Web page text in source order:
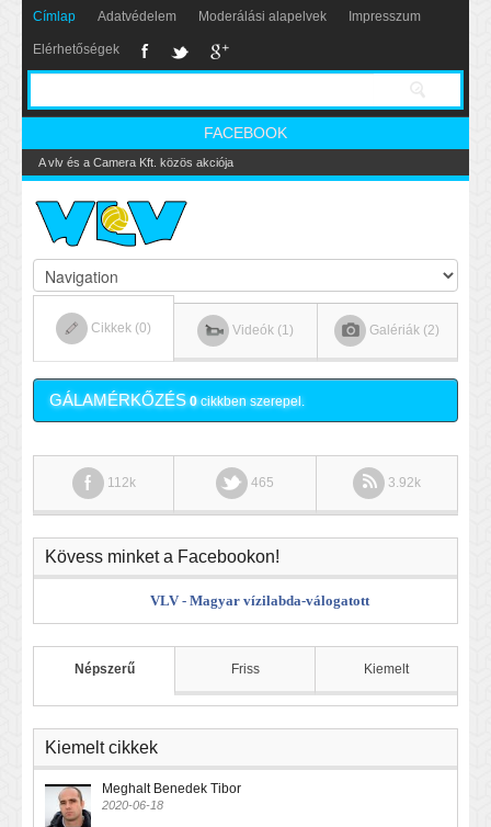
Címlap Adatvédelem Moderálási alapelvek Impresszum
Elérhetőségek
FACEBOOK
A vlv és a Camera Kft. közös akciója
Cikkek (0) Videók (1) Galériák (2)
GÁLAMÉRKŐZÉS 0cikkben szerepel.
112k 465 3.92k
Kövess minket a Facebookon!
VLV - Magyar vízilabda-válogatott
Népszerű Friss Kiemelt
Kiemelt cikkek
Meghalt Benedek Tibor
2020-06-18